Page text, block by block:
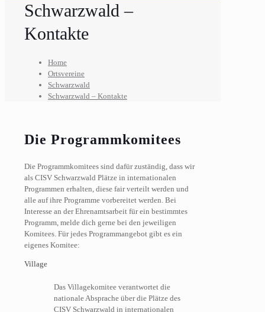
Schwarzwald –
Kontakte
Home
Ortsvereine
Schwarzwald
Schwarzwald – Kontakte
Die Programmkomitees
Die Programmkomitees sind dafür zuständig, dass wir
als CISV Schwarzwald Plätze in internationalen
Programmen erhalten, diese fair verteilt werden und
alle auf ihre Programme vorbereitet werden. Bei
Interesse an der Ehrenamtsarbeit für ein bestimmtes
Programm, melde dich gerne bei den jeweiligen
Komitees. Für jedes Programmangebot gibt es ein
eigenes Komitee:
Village
Das Villagekomitee verantwortet die
nationale Absprache über die Plätze des
CISV Schwarzwald in internationalen